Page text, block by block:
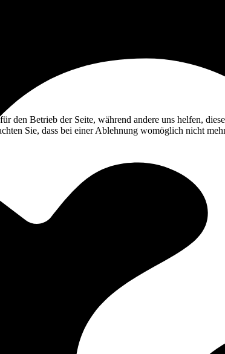
den Betrieb der Seite, während andere uns helfen,
Sie, dass bei einer Ablehnung womöglich nicht